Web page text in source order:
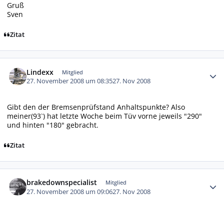
Gruß
Sven
Zitat
Lindexx Mitglied
27. November 2008 um 08:3527. Nov 2008
Gibt den der Bremsenprüfstand Anhaltspunkte? Also
meiner(93`) hat letzte Woche beim Tüv vorne jeweils "290"
und hinten "180" gebracht.
Zitat
brakedownspecialist Mitglied
27. November 2008 um 09:0627. Nov 2008